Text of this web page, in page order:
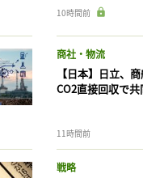
10時間前
商社・物流
【日本】日立、
CO2直接回収で
11時間前
戦略